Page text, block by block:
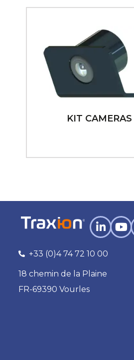
KIT CAMERAS
+33 (0)4 74 72 10 00
18 chemin de la Plaine
FR-69390 Vourles